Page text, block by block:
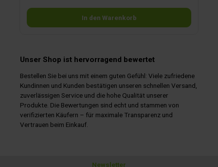
optimale Ladeleistung. Sie sorgen dafür, dass die Solaranlage
In den Warenkorb
Unser Shop ist hervorragend bewertet
Bestellen Sie bei uns mit einem guten Gefühl: Viele zufriedene
Kundinnen und Kunden bestätigen unseren schnellen Versand,
zuverlässigen Service und die hohe Qualität unserer
Produkte. Die Bewertungen sind echt und stammen von
verifizierten Käufern – für maximale Transparenz und
Vertrauen beim Einkauf.
Newsletter